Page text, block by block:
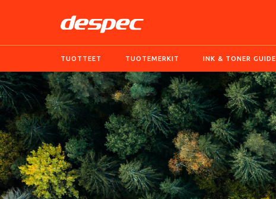
TUOTTEET TUOTEMERKIT INK & TONER GUIDE